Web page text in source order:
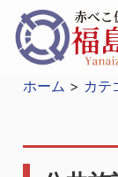
ホーム カテ